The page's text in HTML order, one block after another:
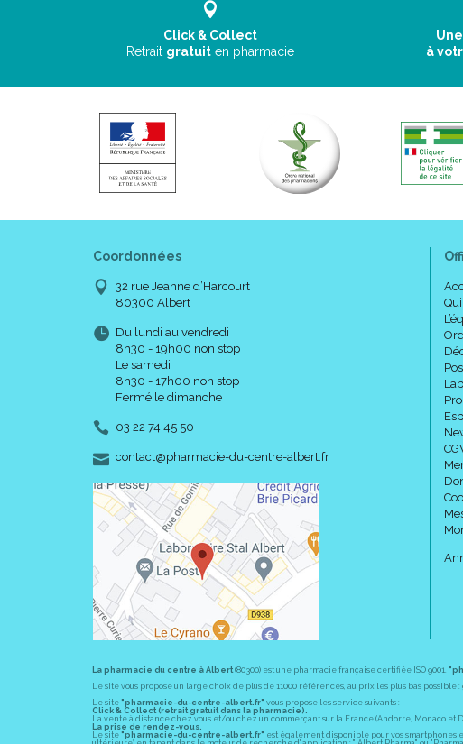
Click & Collect
Retrait gratuit en pharmacie
à
Coordonnées
32 rue Jeanne d’Harcourt
80300 Albert
Du lundi au vendredi
8h30 - 19h00 non stop
Le samedi
8h30 - 17h00 non stop
Fermé le dimanche
03 22 74 45 50
contact-
@-
pharmacie-du-centre-albert.fr
La pharmacie du centre à Albert(80300) est une pharmacie française certifiée ISO 9001.
Le site vous propose un large choix de plus de 11000 références, au prix les plus bas
Le site "pharmacie-du-centre-albert.fr" vous propose les service suivants :
Click & Collect (retrait gratuit dans la pharmacie).
La vente à distance chez vous et/ou chez un commerçant sur la France (Andorre, Monaco et
La prise de rendez-vous.
Le site "pharmacie-du-centre-albert.fr" est également disponible pour vos smartphones